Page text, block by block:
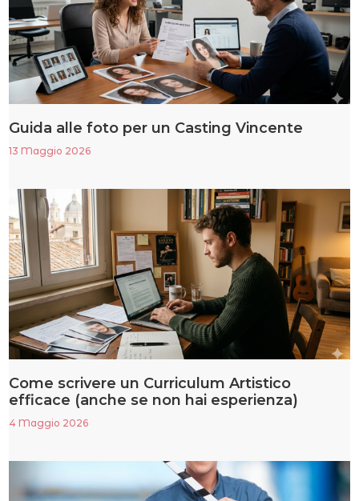
Guida alle foto per un Casting Vincente
13 Maggio 2026
Come scrivere un Curriculum Artistico
efficace (anche se non hai esperienza)
4 Maggio 2026